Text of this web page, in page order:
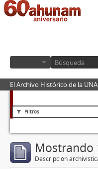
El Archivo Histórico de la
Filtros
Mostrando
Descripción